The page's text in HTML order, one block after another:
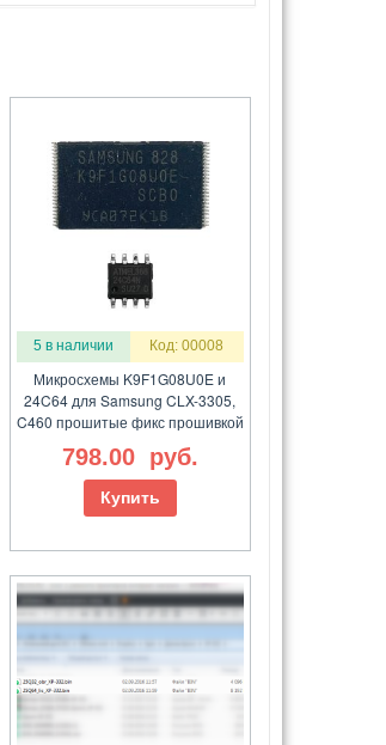
5 в наличии Код: 00008
Микросхемы K9F1G08U0E и
24C64 для Samsung CLX-3305,
C460 прошитые фикс прошивкой
798.00 руб.
Купить